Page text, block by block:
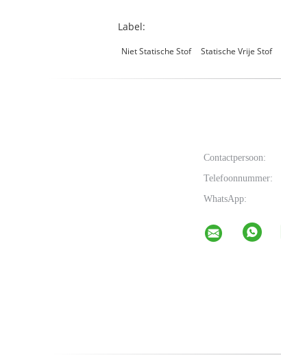
Label:
Niet Statische Stof Statische Vrije Stof
Contactpersoon:
Telefoonnummer:
WhatsApp: